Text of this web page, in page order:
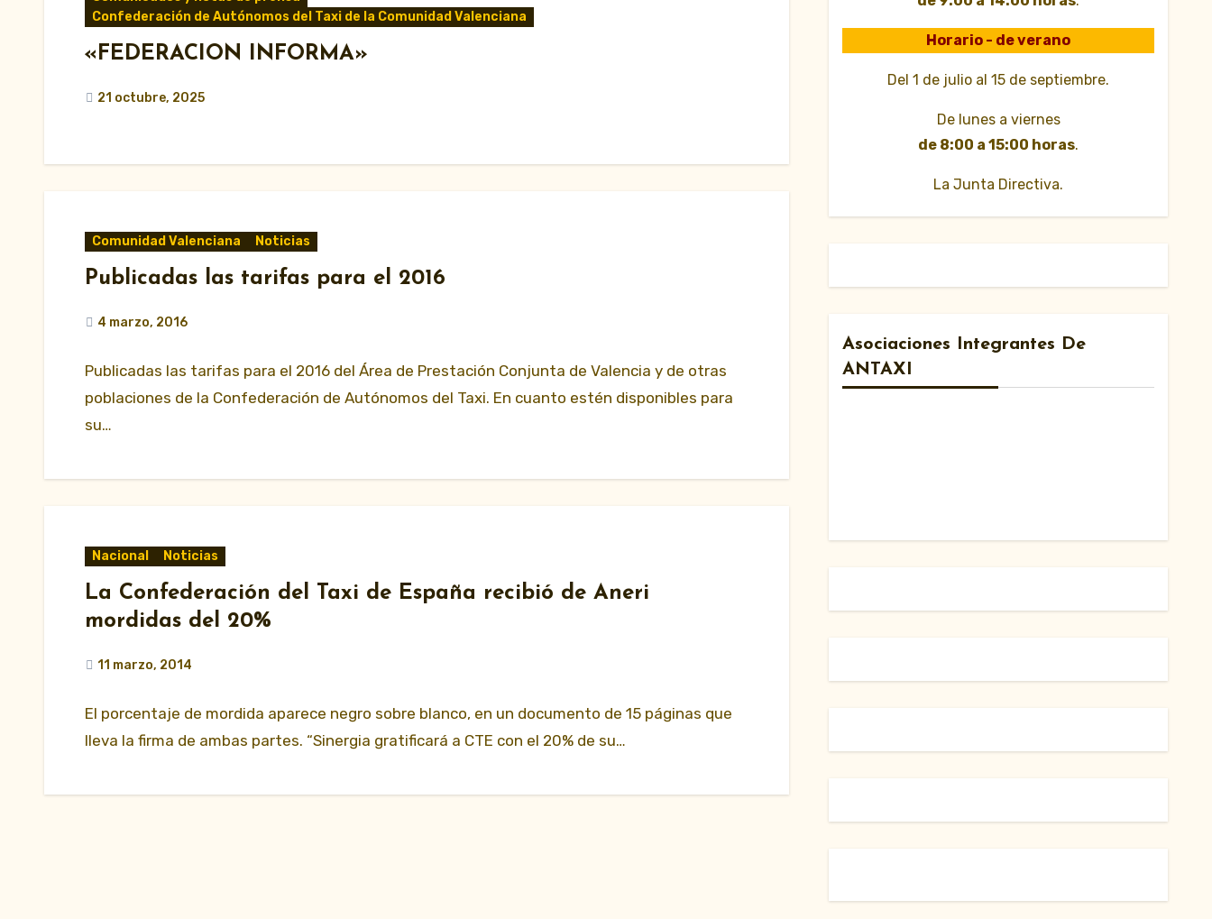
Confederación de Autónomos del Taxi de la Comunidad Valenciana
«FEDERACION INFORMA»
21 octubre, 2025
Comunidad Valenciana Noticias
Publicadas las tarifas para el 2016
4 marzo, 2016
Publicadas las tarifas para el 2016 del Área de Prestación Conjunta de Valencia y de otras
poblaciones de la Confederación de Autónomos del Taxi. En cuanto estén disponibles para
su…
Nacional Noticias
La Confederación del Taxi de España recibió de Aneri
mordidas del 20%
11 marzo, 2014
El porcentaje de mordida aparece negro sobre blanco, en un documento de 15 páginas que
lleva la firma de ambas partes. “Sinergia gratificará a CTE con el 20% de su…
Horario - de verano
Del 1 de julio al 15 de septiembre.
De lunes a viernes
de 8:00 a 15:00 horas.
La Junta Directiva.
Asociaciones Integrantes De
ANTAXI